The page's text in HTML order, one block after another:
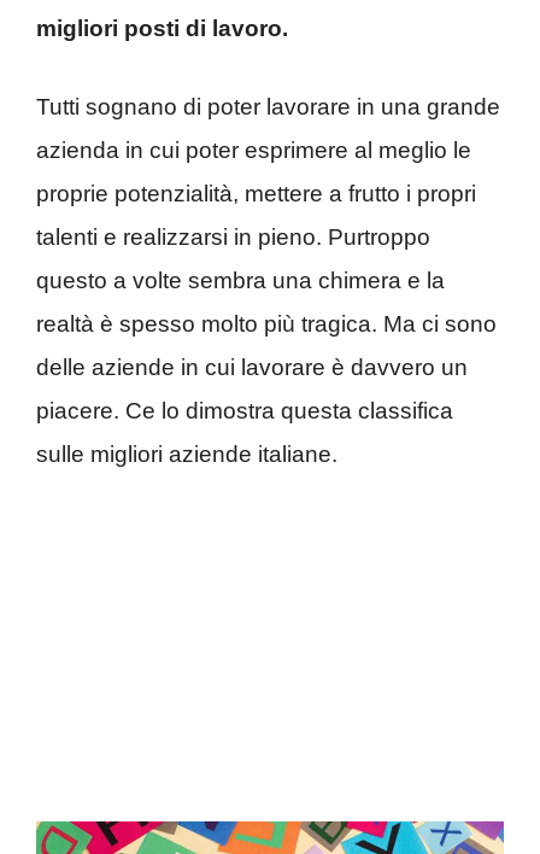
migliori posti di lavoro.
Tutti sognano di poter lavorare in una grande
azienda in cui poter esprimere al meglio le
proprie potenzialità, mettere a frutto i propri
talenti e realizzarsi in pieno. Purtroppo
questo a volte sembra una chimera e la
realtà è spesso molto più tragica. Ma ci sono
delle aziende in cui lavorare è davvero un
piacere. Ce lo dimostra questa classifica
sulle migliori aziende italiane.